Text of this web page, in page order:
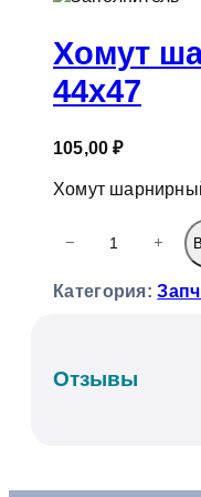
Хомут
44х47
105,00₽
Хомут
и
с
т
− +
Категория:
Отзывы